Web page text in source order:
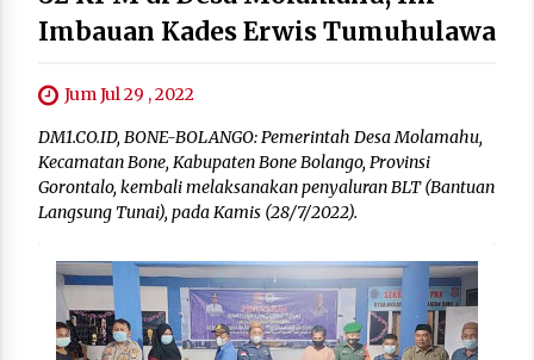
Imbauan Kades Erwis Tumuhulawa
Jum Jul 29 , 2022
DM1.CO.ID, BONE-BOLANGO: Pemerintah Desa Molamahu,
Kecamatan Bone, Kabupaten Bone Bolango, Provinsi
Gorontalo, kembali melaksanakan penyaluran BLT (Bantuan
Langsung Tunai), pada Kamis (28/7/2022).